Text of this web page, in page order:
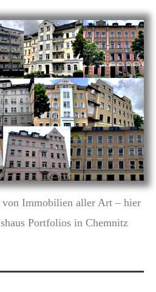
von Immobilien aller Art – hier
Portfolios in Chemnitz